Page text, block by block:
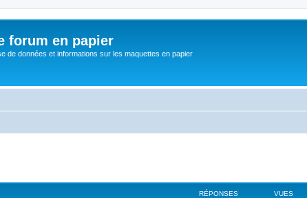
forum en papier
de données et informations sur les maquettes en papier
RÉPONSES VUES